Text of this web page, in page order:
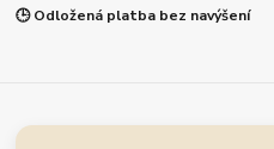
🕒 Odložená platba bez navýšení